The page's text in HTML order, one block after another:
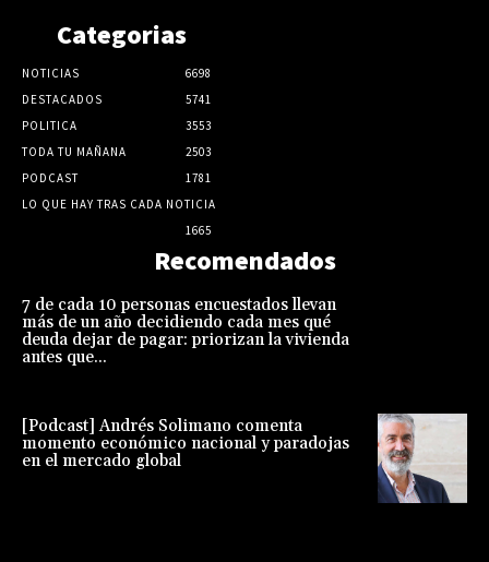
Categorias
NOTICIAS
6698
DESTACADOS
5741
POLITICA
3553
TODA TU MAÑANA
2503
PODCAST
1781
LO QUE HAY TRAS CADA NOTICIA
1665
Recomendados
7 de cada 10 personas encuestados llevan
más de un año decidiendo cada mes qué
deuda dejar de pagar: priorizan la vivienda
antes que...
[Podcast] Andrés Solimano comenta
momento económico nacional y paradojas
en el mercado global